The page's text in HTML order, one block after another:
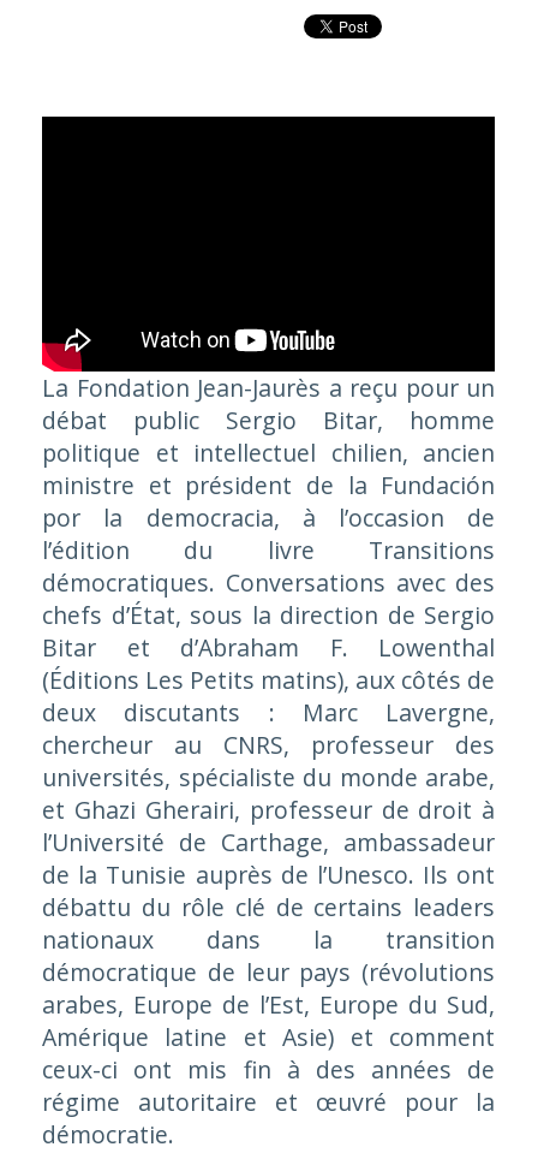
La Fondation Jean-Jaurès a reçu pour un
débat public Sergio Bitar, homme
politique et intellectuel chilien, ancien
ministre et président de la Fundación
por la democracia, à l’occasion de
l’édition du livre Transitions
démocratiques. Conversations avec des
chefs d’État, sous la direction de Sergio
Bitar et d’Abraham F. Lowenthal
(Éditions Les Petits matins), aux côtés de
deux discutants : Marc Lavergne,
chercheur au CNRS, professeur des
universités, spécialiste du monde arabe,
et Ghazi Gherairi, professeur de droit à
l’Université de Carthage, ambassadeur
de la Tunisie auprès de l’Unesco. Ils ont
débattu du rôle clé de certains leaders
nationaux dans la transition
démocratique de leur pays (révolutions
arabes, Europe de l’Est, Europe du Sud,
Amérique latine et Asie) et comment
ceux-ci ont mis fin à des années de
régime autoritaire et œuvré pour la
démocratie.